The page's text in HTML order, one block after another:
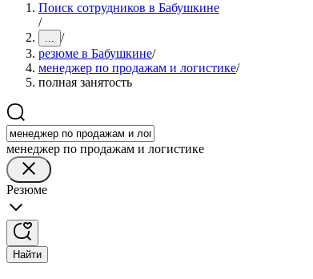
Поиск сотрудников в Бабушкине
/
... /
резюме в Бабушкине/
менеджер по продажам и логистике/
полная занятость
менеджер по продажам и логистике
Резюме
Найти